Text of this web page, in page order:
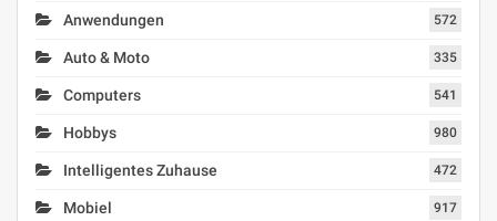
Anwendungen 572
Auto & Moto 335
Computers 541
Hobbys 980
Intelligentes Zuhause 472
Mobiel 917